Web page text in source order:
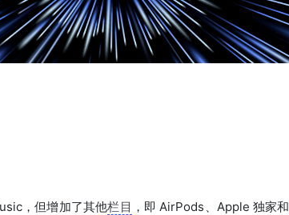
，但增加了其他栏目 ，即 AirPods、Apple 独家和